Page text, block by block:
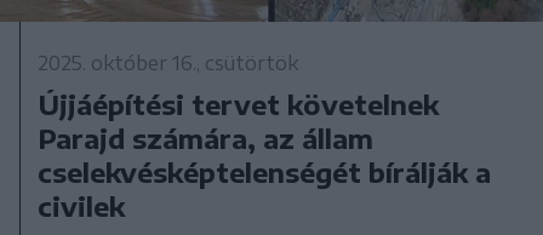
2025. október 16., csütörtök
Újjáépítési tervet követelnek
Parajd számára, az állam
cselekvésképtelenségét bírálják a
civilek